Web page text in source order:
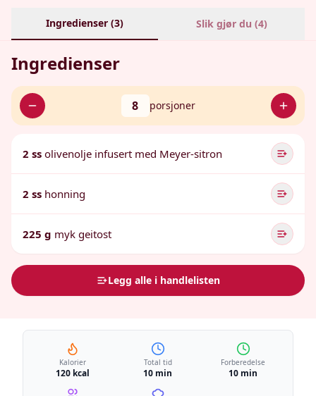
Ingredienser (3) Slik gjør du (4)
Ingredienser
8 porsjoner
2 ss olivenolje infusert med Meyer-sitron
2 ss honning
225 g myk geitost
Legg alle i handlelisten
Kalorier
120 kcal
Total tid
10 min
Forberedelse
10 min